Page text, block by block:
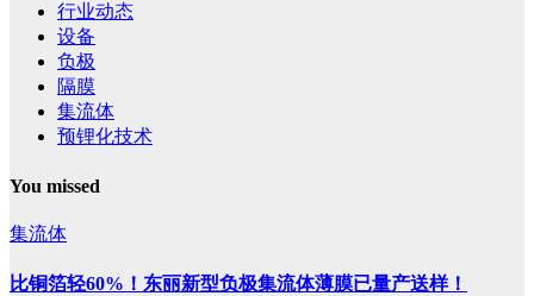
行业动态
设备
负极
隔膜
集流体
预锂化技术
You missed
集流体
比铜箔轻60%！东丽新型负极集流体薄膜已量产送样！